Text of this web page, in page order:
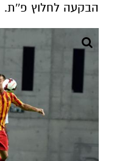
הבקעה לחלוץ פ''ת.